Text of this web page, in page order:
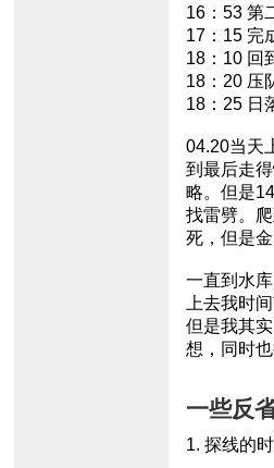
16：53 第
17：15 完
18：10 回
18：20 压
18：25 日
04.20当天
到最后走
略。但是
找雷劈。
死，但是
一直到水
上去我时
但是我其
想，同时
一些反
1. 探线的